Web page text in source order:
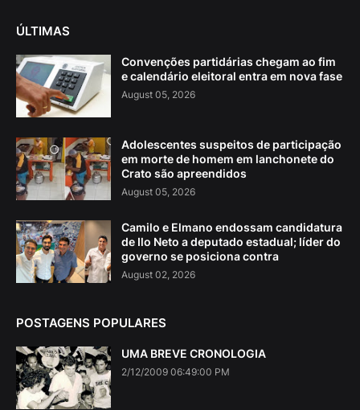
ÚLTIMAS
Convenções partidárias chegam ao fim
e calendário eleitoral entra em nova fase
August 05, 2026
Adolescentes suspeitos de participação
em morte de homem em lanchonete do
Crato são apreendidos
August 05, 2026
Camilo e Elmano endossam candidatura
de Ilo Neto a deputado estadual; líder do
governo se posiciona contra
August 02, 2026
POSTAGENS POPULARES
UMA BREVE CRONOLOGIA
2/12/2009 06:49:00 PM